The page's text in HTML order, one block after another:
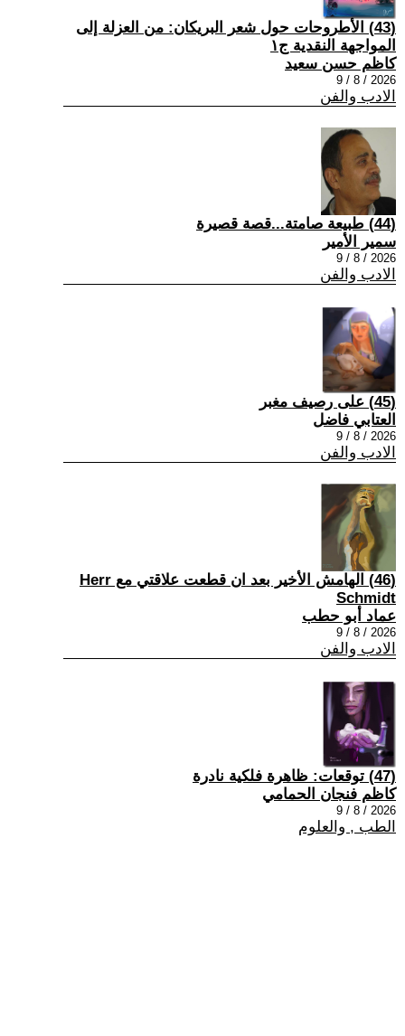
(43) الأطروحات حول شعر البريكان: من العزلة إلى
المواجهة النقدية ج١
كاظم حسن سعيد
2026 / 8 / 9
الادب والفن
(44) طبيعة صامتة...قصة قصيرة
سمير الأمير
2026 / 8 / 9
الادب والفن
(45) على رصيف مغبر
العتابي فاضل
2026 / 8 / 9
الادب والفن
(46) الهامش الأخير بعد ان قطعت علاقتي مع Herr
Schmidt
عماد أبو حطب
2026 / 8 / 9
الادب والفن
(47) توقعات: ظاهرة فلكية نادرة
كاظم فنجان الحمامي
2026 / 8 / 9
الطب , والعلوم